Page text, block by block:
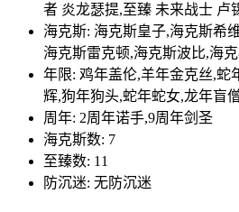
者 炎龙瑟提,至臻 未来战士 卢
海克斯: 海克斯皇子,海克斯希
海克斯雷克顿,海克斯波比,海
年限: 鸡年盖伦,羊年金克丝,蛇
辉,狗年狗头,蛇年蛇女,龙年盲
周年: 2周年诺手,9周年剑圣
海克斯数: 7
至臻数: 11
防沉迷: 无防沉迷